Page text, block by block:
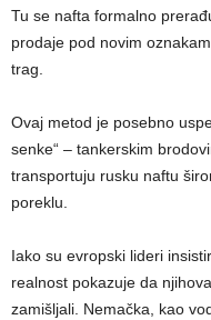
Tu se nafta formalno
prodaje pod novim
trag.
Ovaj metod je posebno
senke“ – tankerskim
transportuju rusku naftu
poreklu.
Iako su evropski lideri
realnost pokazuje da
zamišljali. Nemačka, kao